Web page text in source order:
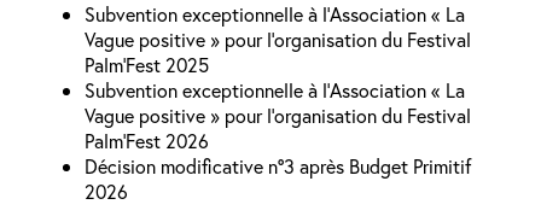
Subvention exceptionnelle à l’Association « La
Vague positive » pour l’organisation du Festival
Palm’Fest 2025
Subvention exceptionnelle à l’Association « La
Vague positive » pour l’organisation du Festival
Palm’Fest 2026
Décision modificative n°3 après Budget Primitif
2026